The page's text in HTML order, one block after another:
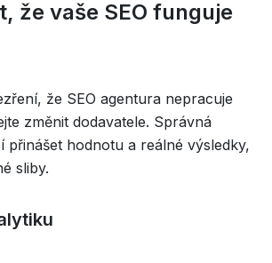
že vaše SEO funguje
že SEO agentura nepracuje
změnit dodavatele. Správná
přinášet hodnotu a reálné výsledky,
sliby.